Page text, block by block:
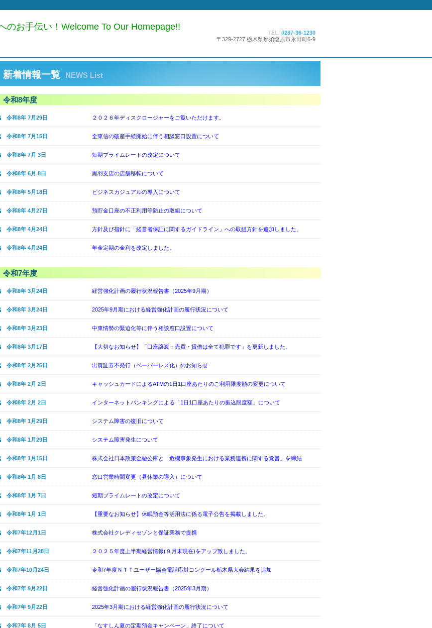
お手伝い！Welcome To Our Homepage!!
TEL. 0287-36-1230
〒329-2727 栃木県那須塩原市永田町6-9
新着情報一覧 NEWS List
令和8年度
令和8年 7月29日 ２０２６年ディスクロージャーをご覧いただけます。
令和8年 7月15日 全東信の破産手続開始に伴う相談窓口設置について
令和8年 7月 3日 短期プライムレートの改定について
令和8年 6月 8日 黒羽支店の店舗移転について
令和8年 5月18日 ビジネスカジュアルの導入について
令和8年 4月27日 預貯金口座の不正利用等防止の取組について
令和8年 4月24日 方針及び指針に「経営者保証に関するガイドライン」への取組方針を追加しました。
令和8年 4月24日 年金定期の金利を改定しました。
令和7年度
令和8年 3月24日 経営強化計画の履行状況報告書（2025年9月期）
令和8年 3月24日 2025年9月期における経営強化計画の履行状況について
令和8年 3月23日 中東情勢の緊迫化等に伴う相談窓口設置について
令和8年 3月17日 【大切なお知らせ】「口座譲渡・売買・貸借は全て犯罪です」を更新しました。
令和8年 2月25日 出資証券不発行（ペーパーレス化）のお知らせ
令和8年 2月 2日 キャッシュカードによるATMの1日1口座あたりのご利用限度額の変更について
令和8年 2月 2日 インターネットバンキングによる「1日1口座あたりの振込限度額」について
令和8年 1月29日 システム障害の復旧について
令和8年 1月29日 システム障害発生について
令和8年 1月15日 株式会社日本政策金融公庫と「危機事象発生における業務連携に関する覚書」を締結
令和8年 1月 8日 窓口営業時間変更（昼休業の導入）について
令和8年 1月 7日 短期プライムレートの改定について
令和8年 1月 1日 【重要なお知らせ】休眠預金等活用法に係る電子公告を掲載しました。
令和7年12月1日 株式会社クレディセゾンと保証業務で提携
令和7年11月28日 ２０２５年度上半期経営情報(９月末現在)をアップ致しました。
令和7年10月24日 令和7年度ＮＴＴユーザー協会電話応対コンクール栃木県大会結果を追加
令和7年 9月22日 経営強化計画の履行状況報告書（2025年3月期）
令和7年 9月22日 2025年3月期における経営強化計画の履行状況について
令和7年 8月 5日 「なすしん夏の定期預金キャンペーン」終了について